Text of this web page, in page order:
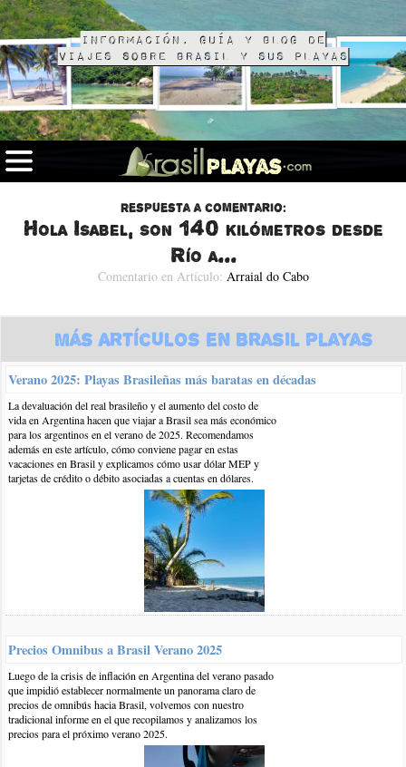
Información, guía y blog de
viajes sobre Brasil y sus playas
Respuesta a comentario:
Hola Isabel, son 140 kilómetros desde
Río a...
Comentario en Artículo: Arraial do Cabo
11-sep-2012 | por BrasilPlayas
Hola Isabel, son 140 kilómetros desde Río a Arraial do Cabo, no
sabemos cuanto te podrían cobrar exactamente, pero
vuelta, la manera alternativa si llegás por la noche es tomar un
luego el ómnibus de la empresa 1001, que te sale
aproximadamente 42 Reales, el único problema es que el último
ómnibus de Río de Janeiro a Arraial do Cabo es a la medianoche
y luego sólo hay servicio a las 5:13 de la mañana. Te dejamos el
enlace de la empresa 1001 para que veas todos los horarios:
Más Artículos en Brasil Playas
Verano 2025: Playas Brasileñas más baratas en décadas
La devaluación del real brasileño y el aumento del costo de
vida en Argentina hacen que viajar a Brasil sea más económico
para los argentinos en el verano de 2025. Recomendamos
además en este artículo, cómo conviene pagar en estas
vacaciones en Brasil y explicamos cómo usar dólar MEP y
tarjetas de crédito o débito asociadas a cuentas en dólares.
Precios Omnibus a Brasil Verano 2025
Luego de la crisis de inflación en Argentina del verano pasado
que impidió establecer normalmente un panorama claro de
precios de omnibús hacia Brasil, volvemos con nuestro
tradicional informe en el que recopilamos y analizamos los
precios para el próximo verano 2025.